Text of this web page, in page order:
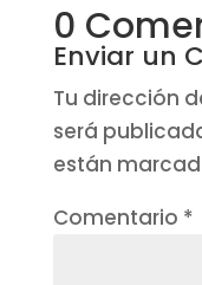
0
Enviar un
Tu dirección
será
están
Comentario *